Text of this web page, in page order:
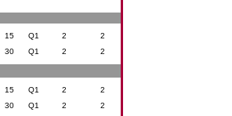
15 Q1 2 2
30 Q1 2 2
15 Q1 2 2
30 Q1 2 2